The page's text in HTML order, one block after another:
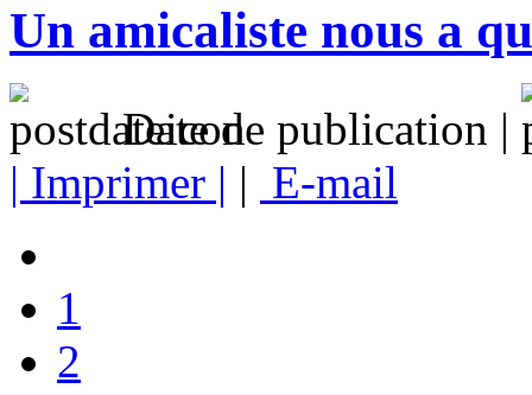
Un amicaliste nous a
Date de publication |
| Imprimer | | E-mail
1
2